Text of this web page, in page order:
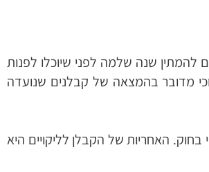
להמתין שנה שלמה לפני שיוכלו לפנות
מדובר בהמצאה של קבלנים שנועדה
האחריות של הקבלן לליקויים היא